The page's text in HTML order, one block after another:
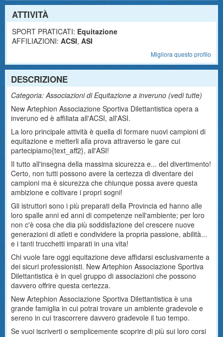
ATTIVITÀ
SPORT PRATICATI: Equitazione
AFFILIAZIONI: ACSI, ASI
Migliora questo profilo
DESCRIZIONE
Categoria: Associazioni di Equitazione a inveruno (vedi tutte)
New Artephion Associazione Sportiva Dilettantistica opera a
inveruno ed è affiliata all'ACSI, all'ASI.
La loro principale attività è quella di formare nuovi campioni di
equitazione e metterli alla prova attraverso le gare cui
partecipiamo{text_aff2}, all'ASI!
Il tutto all'insegna della massima sicurezza e... del divertimento!
Certo, non tutti possono avere la certezza di diventare dei
campioni ma è sicurezza che chiunque possa avere questa
ambizione e coltivare i propri sogni!
Gli istruttori sono i più preparati della Provincia ed hanno alle
loro spalle anni ed anni di competenze nell'ambiente; per loro
non c'è cosa che dia più soddisfazione del crescere nuove
generazioni di atleti e condividere la propria passione, abilità...
e i tanti trucchetti imparati in una vita!
Chi vuole fare oggi equitazione deve affidarsi esclusivamente a
dei sicuri professionisti. New Artephion Associazione Sportiva
Dilettantistica è in quel gruppo di associazioni che possono
davvero offrire questa certezza.
New Artephion Associazione Sportiva Dilettantistica è una
grande famiglia in cui potrai trovare un ambiente gradevole e
sereno in cui trascorrere davvero gradevole il tuo tempo.
Se vuoi iscriverti o semplicemente scoprire di più sui loro corsi